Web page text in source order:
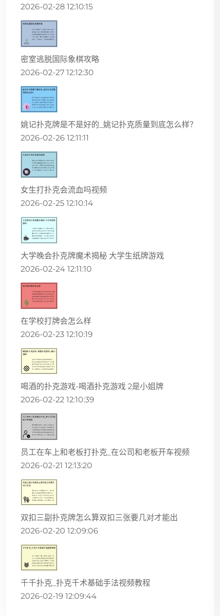
2026-02-28 12:10:15
密室逃脱国际象棋攻略
2026-02-27 12:12:30
姚记扑克牌是不是好的_姚记扑克质量到底怎么样？
2026-02-26 12:11:11
女生打扑克会流血吗视频
2026-02-25 12:10:14
大学晚会扑克牌魔术揭秘 大学生纸牌游戏
2026-02-24 12:11:10
在学校打牌会怎么样
2026-02-23 12:10:19
喝酒的扑克游戏-喝酒扑克游戏 2是小姐牌
2026-02-22 12:10:39
员工在车上和老板打扑克_在公司和老板开车视频
2026-02-21 12:13:20
双扣三副扑克牌怎么算双扣三张要几对才能出
2026-02-20 12:09:06
千千扑克_扑克千术基础手法视频教程
2026-02-19 12:09:44